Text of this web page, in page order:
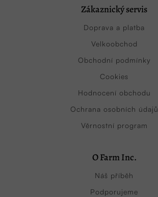
Zákaznický servis
Doprava a platba
Velkoobchod
Obchodní podmínky
Cookies
Hodnocení obchodu
Ochrana osobních údajů
Věrnostní program
O Farm Inc.
Náš příběh
Podporujeme